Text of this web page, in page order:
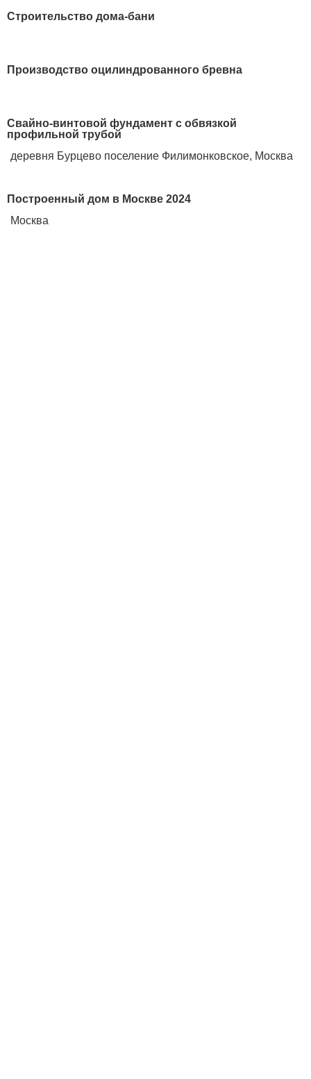
Строительство дома-бани
Производство оцилиндрованного бревна
Свайно-винтовой фундамент с обвязкой
профильной трубой
деревня Бурцево поселение Филимонковское, Москва
Построенный дом в Москве 2024
Москва